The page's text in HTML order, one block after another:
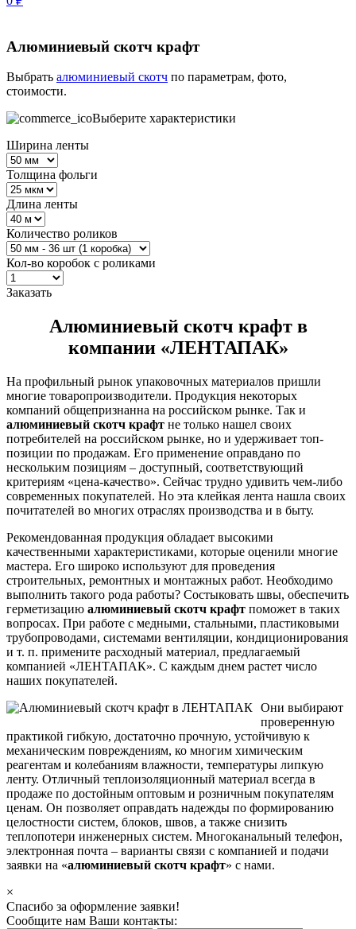
Алюминиевый скотч крафт
Выбрать алюминиевый скотч по параметрам, фото,
стоимости.
Выберите характеристики
Ширина ленты
Толщина фольги
Длина ленты
Количество роликов
Кол-во коробок с роликами
Заказать
Алюминиевый скотч крафт в
компании «ЛЕНТАПАК»
На профильный рынок упаковочных материалов пришли
многие товаропроизводители. Продукция некоторых
компаний общепризнанна на российском рынке. Так и
алюминиевый скотч крафт не только нашел своих
потребителей на российском рынке, но и удерживает топ-
позиции по продажам. Его применение оправдано по
нескольким позициям – доступный, соответствующий
критериям «цена-качество». Сейчас трудно удивить чем-либо
современных покупателей. Но эта клейкая лента нашла своих
почитателей во многих отраслях производства и в быту.
Рекомендованная продукция обладает высокими
качественными характеристиками, которые оценили многие
мастера. Его широко используют для проведения
строительных, ремонтных и монтажных работ. Необходимо
выполнить такого рода работы? Состыковать швы, обеспечить
герметизацию алюминиевый скотч крафт поможет в таких
вопросах. При работе с медными, стальными, пластиковыми
трубопроводами, системами вентиляции, кондиционирования
и т. п. примените расходный материал, предлагаемый
компанией «ЛЕНТАПАК». С каждым днем растет число
наших покупателей.
Они выбирают
проверенную
практикой гибкую, достаточно прочную, устойчивую к
механическим повреждениям, ко многим химическим
реагентам и колебаниям влажности, температуры липкую
ленту. Отличный теплоизоляционный материал всегда в
продаже по достойным оптовым и розничным покупателям
ценам. Он позволяет оправдать надежды по формированию
целостности систем, блоков, швов, а также снизить
теплопотери инженерных систем. Многоканальный телефон,
электронная почта – варианты связи с компанией и подачи
заявки на «алюминиевый скотч крафт» с нами.
×
Спасибо за оформление заявки!
Сообщите нам Ваши контакты: